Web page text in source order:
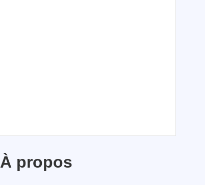
À propos